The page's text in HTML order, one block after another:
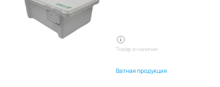
Товар в наличии
Ватная продукция